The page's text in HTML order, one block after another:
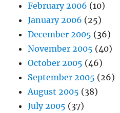
February 2006 (10)
January 2006 (25)
December 2005 (36)
November 2005 (40)
October 2005 (46)
September 2005 (26)
August 2005 (38)
July 2005 (37)